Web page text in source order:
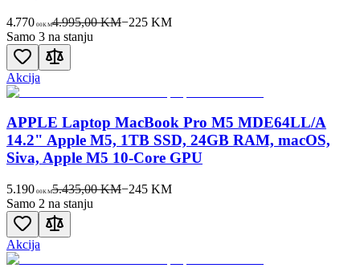
4.770 00KM4.995,00 KM−225KM
Samo 3 na stanju
Akcija
APPLE Laptop MacBook Pro M5 MDE64LL/A
14.2" Apple M5, 1TB SSD, 24GB RAM, macOS,
Siva, Apple M5 10-Core GPU
5.190 00KM5.435,00 KM−245KM
Samo 2 na stanju
Akcija